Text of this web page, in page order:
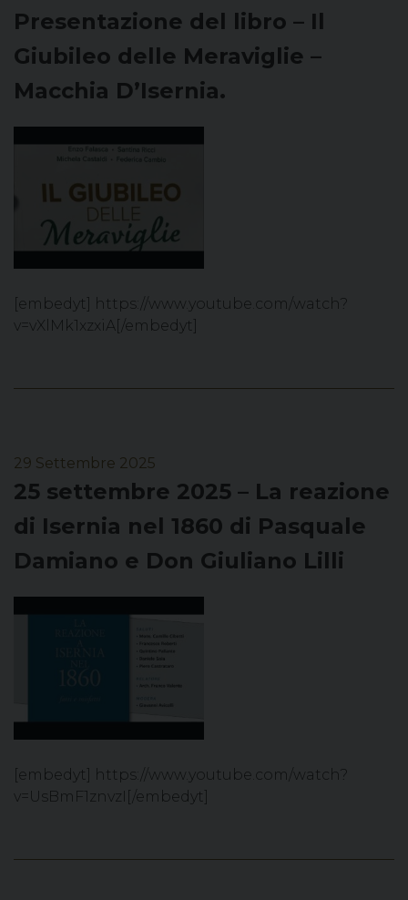
Presentazione del libro – Il
Giubileo delle Meraviglie –
Macchia D’Isernia.
[embedyt] https://www.youtube.com/watch?
v=vXlMk1xzxiA[/embedyt]
29 Settembre 2025
25 settembre 2025 – La reazione
di Isernia nel 1860 di Pasquale
Damiano e Don Giuliano Lilli
[embedyt] https://www.youtube.com/watch?
v=UsBmF1znvzI[/embedyt]